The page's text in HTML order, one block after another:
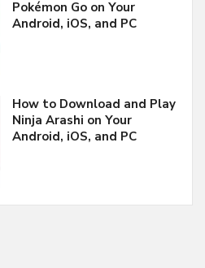
Pokémon Go on Your
Android, iOS, and PC
How to Download and Play
Ninja Arashi on Your
Android, iOS, and PC